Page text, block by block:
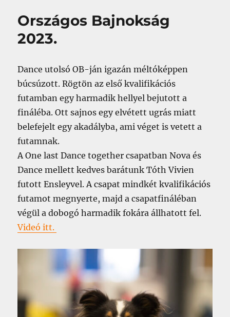
Országos Bajnokság
2023.
Dance utolsó OB-ján igazán méltóképpen
búcsúzott. Rögtön az első kvalifikációs
futamban egy harmadik hellyel bejutott a
fináléba. Ott sajnos egy elvétett ugrás miatt
belefejelt egy akadályba, ami véget is vetett a
futamnak.
A One last Dance together csapatban Nova és
Dance mellett kedves barátunk Tóth Vivien
futott Ensleyvel. A csapat mindkét kvalifikációs
futamot megnyerte, majd a csapatfináléban
végül a dobogó harmadik fokára állhatott fel.
Videó itt.